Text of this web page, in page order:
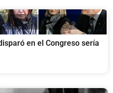
en el Congreso sería